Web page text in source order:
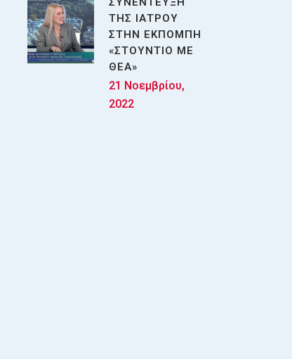
ΤΗΣ ΙΑΤΡΟΥ
ΣΤΗΝ ΕΚΠΟΜΠΗ
«ΣΤΟΥΝΤΙΟ ΜΕ
ΘΕΑ»
21 Νοεμβρίου,
2022